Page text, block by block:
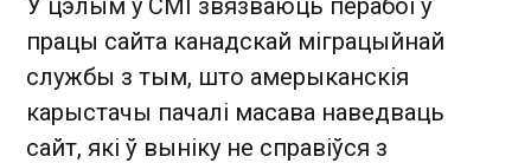
працы сайта канадскай міграцыйнай
службы з тым, што амерыканскія
карыстачы пачалі масава наведваць
сайт, які ў выніку не справіўся з